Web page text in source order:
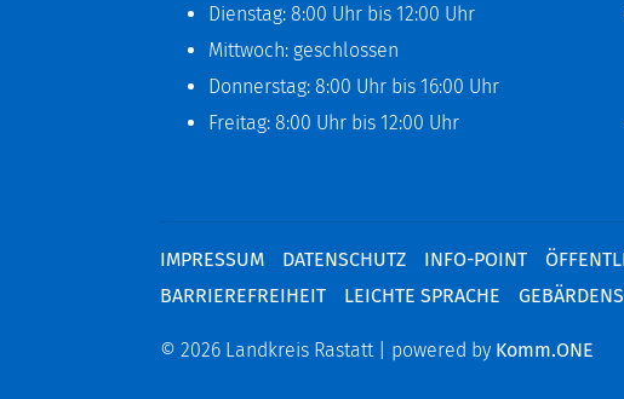
Dienstag: 8:00 Uhr bis 12:00 Uhr
Mittwoch: geschlossen
Donnerstag: 8:00 Uhr bis 16:00 Uhr
Freitag: 8:00 Uhr bis 12:00 Uhr
IMPRESSUM DATENSCHUTZ INFO-POINT
BARRIEREFREIHEIT
LEICHTE SPRACHE
© 2026 Landkreis Rastatt | powered by Komm.ONE